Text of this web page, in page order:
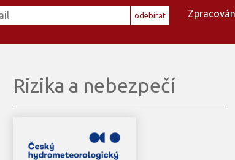
odebírat
Rizika a nebezpečí